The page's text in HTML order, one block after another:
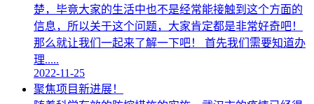
楚，毕竟大家的生活中也不是经常能接触到这个方面的
信息，所以关于这个问题，大家肯定都是非常好奇吧！
那么就让我们一起来了解一下吧！ 首先我们需要知道办
理.....
2022-11-25
聚焦项目新进展！